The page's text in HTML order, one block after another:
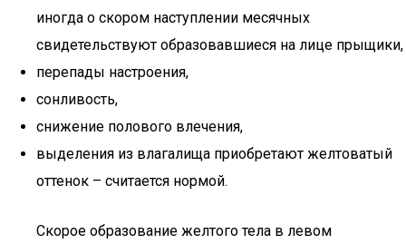
иногда о скором наступлении месячных
свидетельствуют образовавшиеся на лице прыщики,
перепады настроения,
сонливость,
снижение полового влечения,
выделения из влагалища приобретают желтоватый
оттенок – считается нормой.
Скорое образование желтого тела в левом